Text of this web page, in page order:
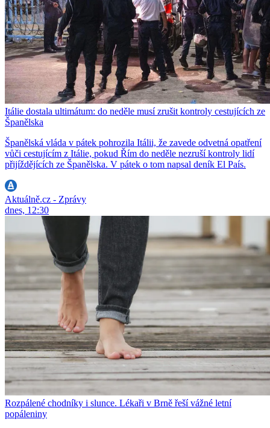
Itálie dostala ultimátum: do neděle musí zrušit kontroly cestujících ze
Španělska
Španělská vláda v pátek pohrozila Itálii, že zavede odvetná opatření
vůči cestujícím z Itálie, pokud Řím do neděle nezruší kontroly lidí
přijíždějících ze Španělska. V pátek o tom napsal deník El País.
Aktuálně.cz - Zprávy
dnes, 12:30
Rozpálené chodníky i slunce. Lékaři v Brně řeší vážné letní
popáleniny